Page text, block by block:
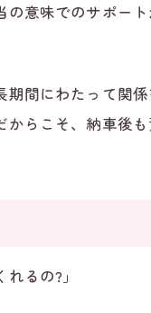
の意味でのサポー
期間にわたって関
からこそ、納車後
るの?」